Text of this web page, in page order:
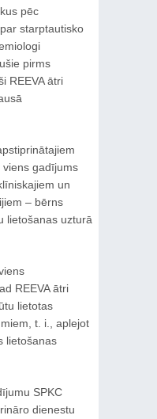
pēc
starptautisko
pirms
REEVA ātri
gadījums
un
– bērns
lietošanas uzturā
REEVA ātri
lietotas
t. i., aplejot
lietošanas
SPKC
dienestu